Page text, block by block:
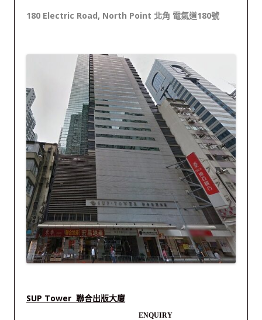
180 Electric Road, North Point 北角 電氣道180號
SUP Tower 聯合出版大廈
ENQUIRY